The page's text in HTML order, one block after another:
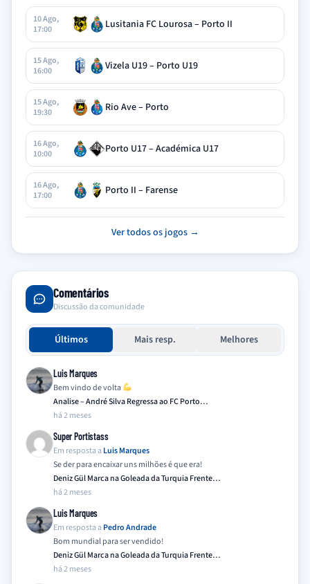
10 Ago,
17:00
Lusitania FC Lourosa – Porto II
15 Ago,
16:00
Vizela U19 – Porto U19
15 Ago,
19:30
Rio Ave – Porto
16 Ago,
10:00
Porto U17 – Académica U17
16 Ago,
17:00
Porto II – Farense
Ver todos os jogos →
Comentários
Discussão da comunidade
Últimos Mais resp. Melhores
Luis Marques
Bem vindo de volta
Analise – André Silva Regressa ao FC Porto…
há 2 meses
Super Portistass
Em resposta a Luis Marques
Se der para encaixar uns milhões é que era!
Deniz Gül Marca na Goleada da Turquia Frente…
há 2 meses
Luis Marques
Em resposta a Pedro Andrade
Bom mundial para ser vendido!
Deniz Gül Marca na Goleada da Turquia Frente…
há 2 meses